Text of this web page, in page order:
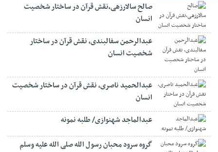
صالح سالارزهی،‌نقش قرآن در ساختار شخصیت
انسان
عبدالرحمن سفالبندی، نقش قرآن در ساختار
شخصیت انسان
عبدالحمید ناصری، نقش قرآن در ساختار شخصیت
انسان
عبدالماجد شهنوازی/ طلبه نمونه
گروه سرود محبان رسول الله صلی الله علیه وسلم